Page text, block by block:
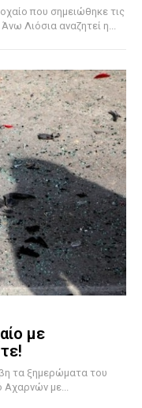
που σημειώθηκε τις
Λιόσια αναζητεί η...
με
τα ξημερώματα του
Αχαρνών με...